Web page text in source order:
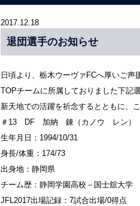
2017.12.18
退団選手のお知らせ
日頃より、栃木ウーヴァFCへ厚いご声
TOPチームに所属しておりました下記
新天地での活躍を祈念するとともに、
＃13 DF 加納 錬（カノウ レン）
生年月日：1994/10/31
身長/体重：174/73
出身地：静岡県
チーム歴：静岡学園高校－国士舘大学
JFL2017出場記録：7試合出場/0得点